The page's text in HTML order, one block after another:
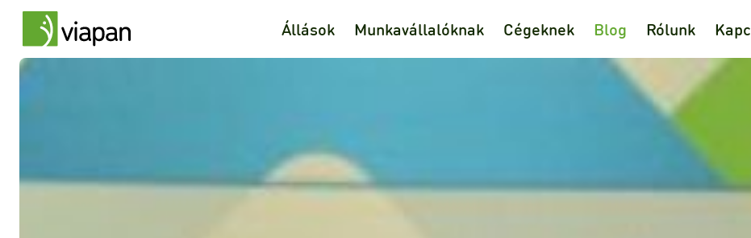
Állások Munkavállalóknak Cégeknek Blog Rólunk